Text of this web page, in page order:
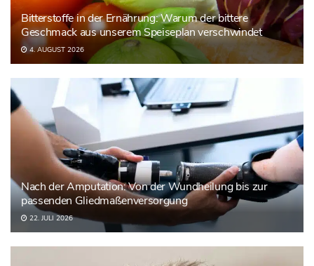
Bitterstoffe in der Ernährung: Warum der bittere
Geschmack aus unserem Speiseplan verschwindet
4. AUGUST 2026
Nach der Amputation: Von der Wundheilung bis zur
passenden Gliedmaßenversorgung
22. JULI 2026